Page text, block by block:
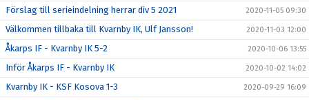
Förslag till serieindelning herrar div 5 2021 2020-11-05 09:30
Välkommen tillbaka till Kvarnby IK, Ulf Jansson! 2020-11-03 12:00
Åkarps IF - Kvarnby IK 5-2 2020-10-06 13:55
Inför Åkarps IF - Kvarnby IK 2020-10-02 14:02
Kvarnby IK - KSF Kosova 1-3 2020-09-29 16:09